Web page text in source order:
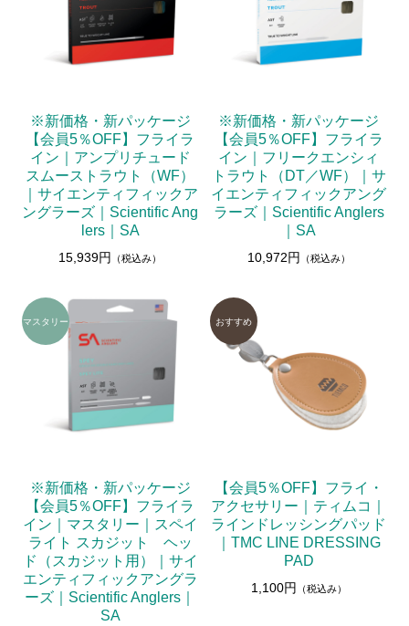
※新価格・新パッケージ
【会員5％OFF】フライラ
イン｜アンプリチュード
スムーストラウト（WF）
｜サイエンティフィックア
ングラーズ｜Scientific Ang
lers｜SA
15,939円 （税込み）
※新価格・新パッケージ
【会員5％OFF】フライラ
イン｜フリークエンシィ
トラウト（DT／WF）｜サ
イエンティフィックアング
ラーズ｜Scientific Anglers
｜SA
10,972円 （税込み）
※新価格・新パッケージ
【会員5％OFF】フライラ
イン｜マスタリー｜スペイ
ライト スカジット ヘッ
ド（スカジット用）｜サイ
エンティフィックアングラ
ーズ｜Scientific Anglers｜
SA
【会員5％OFF】フライ・
アクセサリー｜ティムコ｜
ラインドレッシングパッド
｜TMC LINE DRESSING
PAD
1,100円 （税込み）